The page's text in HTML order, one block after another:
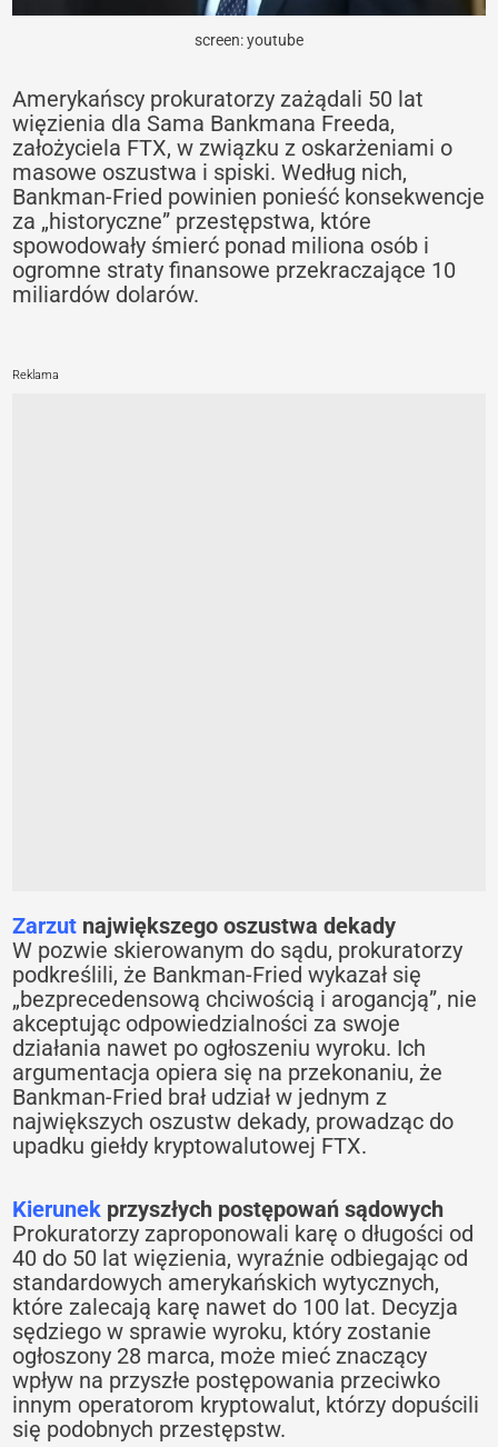
screen: youtube
Amerykańscy prokuratorzy zażądali 50 lat
więzienia dla Sama Bankmana Freeda,
założyciela FTX, w związku z oskarżeniami o
masowe oszustwa i spiski. Według nich,
Bankman-Fried powinien ponieść konsekwencje
za „historyczne” przestępstwa, które
spowodowały śmierć ponad miliona osób i
ogromne straty finansowe przekraczające 10
miliardów dolarów.
Reklama
Zarzut największego oszustwa dekady
W pozwie skierowanym do sądu, prokuratorzy
podkreślili, że Bankman-Fried wykazał się
„bezprecedensową chciwością i arogancją”, nie
akceptując odpowiedzialności za swoje
działania nawet po ogłoszeniu wyroku. Ich
argumentacja opiera się na przekonaniu, że
Bankman-Fried brał udział w jednym z
największych oszustw dekady, prowadząc do
upadku giełdy kryptowalutowej FTX.
Kierunek przyszłych postępowań sądowych
Prokuratorzy zaproponowali karę o długości od
40 do 50 lat więzienia, wyraźnie odbiegając od
standardowych amerykańskich wytycznych,
które zalecają karę nawet do 100 lat. Decyzja
sędziego w sprawie wyroku, który zostanie
ogłoszony 28 marca, może mieć znaczący
wpływ na przyszłe postępowania przeciwko
innym operatorom kryptowalut, którzy dopuścili
się podobnych przestępstw.